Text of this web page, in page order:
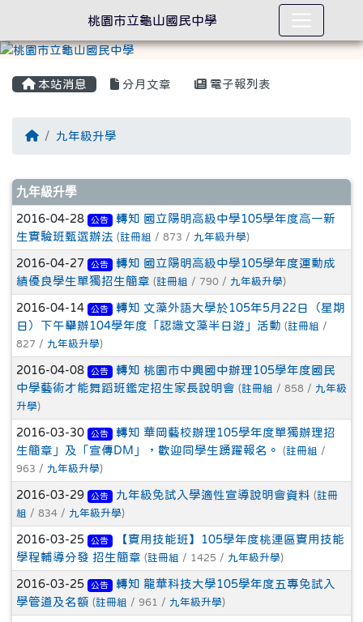
本站消息 分月文章 電子報列表
回首頁九年級升學
文章列表
九年級升學
2016-04-28 公告
轉知 國立陽明高級中學105學年度高一新
生實驗班甄選辦法 (註冊組 / 873 / 九年級升學)
2016-04-27 公告
轉知 國立陽明高級中學105學年度運動成
績優良學生單獨招生簡章 (註冊組 / 790 / 九年級升學)
2016-04-14 公告
轉知 文藻外語大學於105年5月22日（星期
日）下午舉辦104學年度「認識文藻半日遊」活動 (註冊組 /
827 / 九年級升學)
2016-04-08 公告
轉知 桃園市中興國中辦理105學年度國民
中學藝術才能舞蹈班鑑定招生家長說明會 (註冊組 / 858 / 九年級
升學)
2016-03-30 公告
轉知 華岡藝校辦理105學年度單獨辦理招
生簡章」及「宣傳DM」，歡迎同學生踴躍報名。
(註冊組 /
963 / 九年級升學)
2016-03-29 公告 九年級免試入學適性宣導說明會資料 (註冊
組 / 834 / 九年級升學)
2016-03-25 公告
【實用技能班】105學年度桃連區實用技能
學程輔導分發 招生簡章 (註冊組 / 1425 / 九年級升學)
2016-03-25 公告
轉知 龍華科技大學105學年度五專免試入
學管道及名額 (註冊組 / 961 / 九年級升學)
桃園市立龜山國民中學